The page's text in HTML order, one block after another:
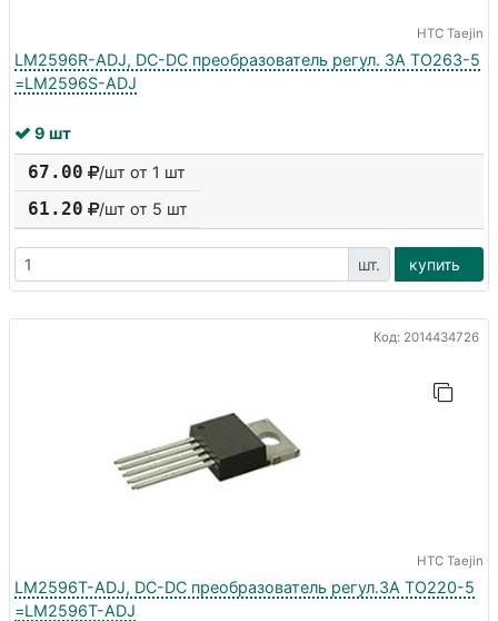
HTC Taejin
LM2596R-ADJ, DC-DC преобразователь регул. 3A TO263-5
=LM2596S-ADJ
9 шт
67.00 /шт от 1 шт
61.20 /шт от 5 шт
шт. купить
Код: 2014434726
HTC Taejin
LM2596T-ADJ, DC-DC преобразователь регул.3A TO220-5
=LM2596T-ADJ